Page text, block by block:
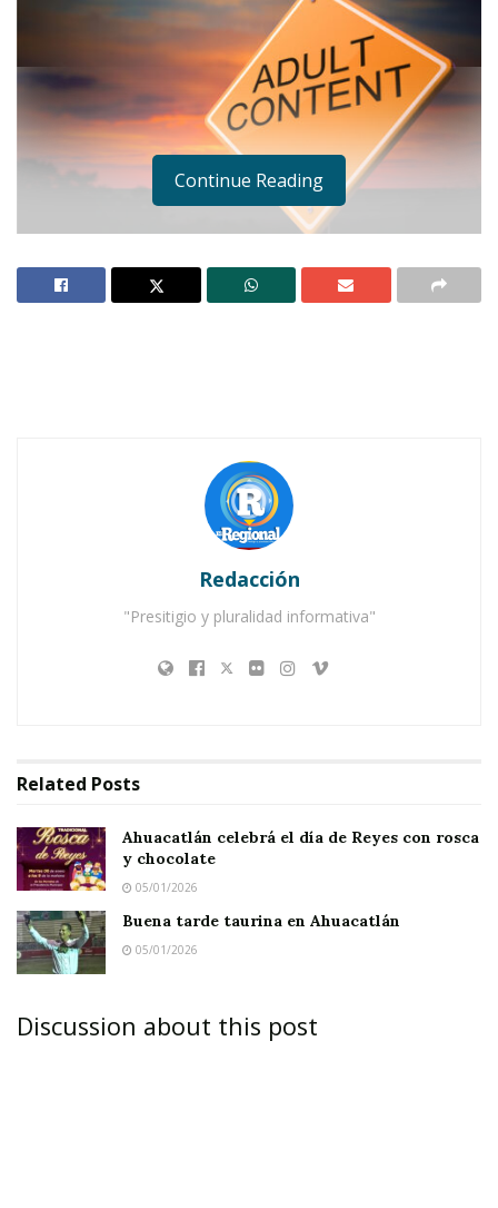
Buena tarde taurina en Ahuacatlán
Continue Reading
Redacción
"Presitigio y pluralidad informativa"
Related Posts
Ahuacatlán celebrá el día de Reyes con rosca
y chocolate
05/01/2026
Buena tarde taurina en Ahuacatlán
05/01/2026
Discussion about this post